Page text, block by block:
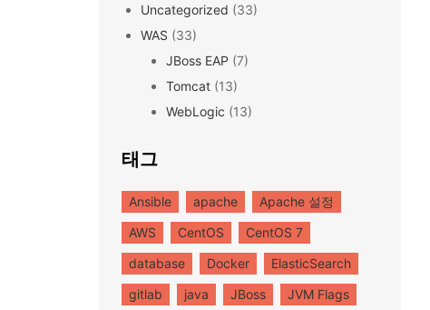
Uncategorized (33)
WAS (33)
JBoss EAP (7)
Tomcat (13)
WebLogic (13)
태그
Ansible apache
Apache 설정
AWS
CentOS
CentOS 7
database
Docker
ElasticSearch
gitlab
java JBoss
JVM Flags